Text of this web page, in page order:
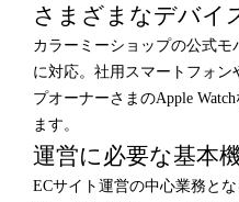
さまざまなデバイ
カラーミーショップの公式モ
に対応。社用スマートフォ
プオーナーさまのApple
ます。
運営に必要な基本
ECサイト運営の中心業務と